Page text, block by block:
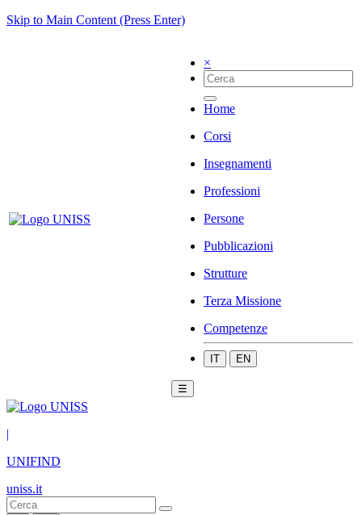
Skip to Main Content (Press Enter)
×
Home
Corsi
Insegnamenti
Professioni
Persone
Pubblicazioni
Strutture
Terza Missione
Competenze
IT EN
☰
|
UNIFIND
uniss.it